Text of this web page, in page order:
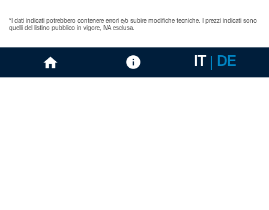
*I dati indicati potrebbero contenere errori e/o subire modifiche tecniche. I prezzi indicati sono
quelli del listino pubblico in vigore, IVA esclusa.
IT DE